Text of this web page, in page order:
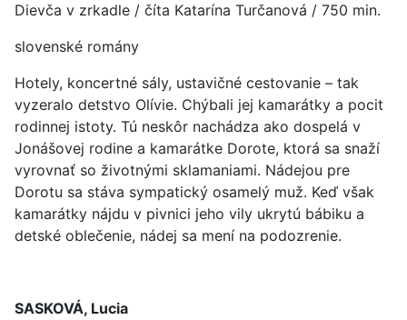
Dievča v zrkadle / číta Katarína Turčanová / 750 min.
slovenské romány
Hotely, koncertné sály, ustavičné cestovanie – tak
vyzeralo detstvo Olívie. Chýbali jej kamarátky a pocit
rodinnej istoty. Tú neskôr nachádza ako dospelá v
Jonášovej rodine a kamarátke Dorote, ktorá sa snaží
vyrovnať so životnými sklamaniami. Nádejou pre
Dorotu sa stáva sympatický osamelý muž. Keď však
kamarátky nájdu v pivnici jeho vily ukrytú bábiku a
detské oblečenie, nádej sa mení na podozrenie.
SASKOVÁ, Lucia